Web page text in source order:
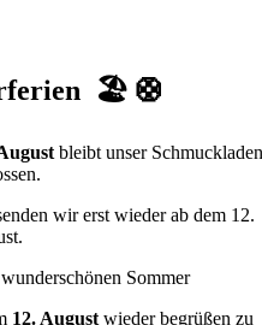
🏖️ 🛟
bleibt unser Schmuckladen
wir erst wieder ab dem 12.
Sommer
12. August wieder begrüßen zu